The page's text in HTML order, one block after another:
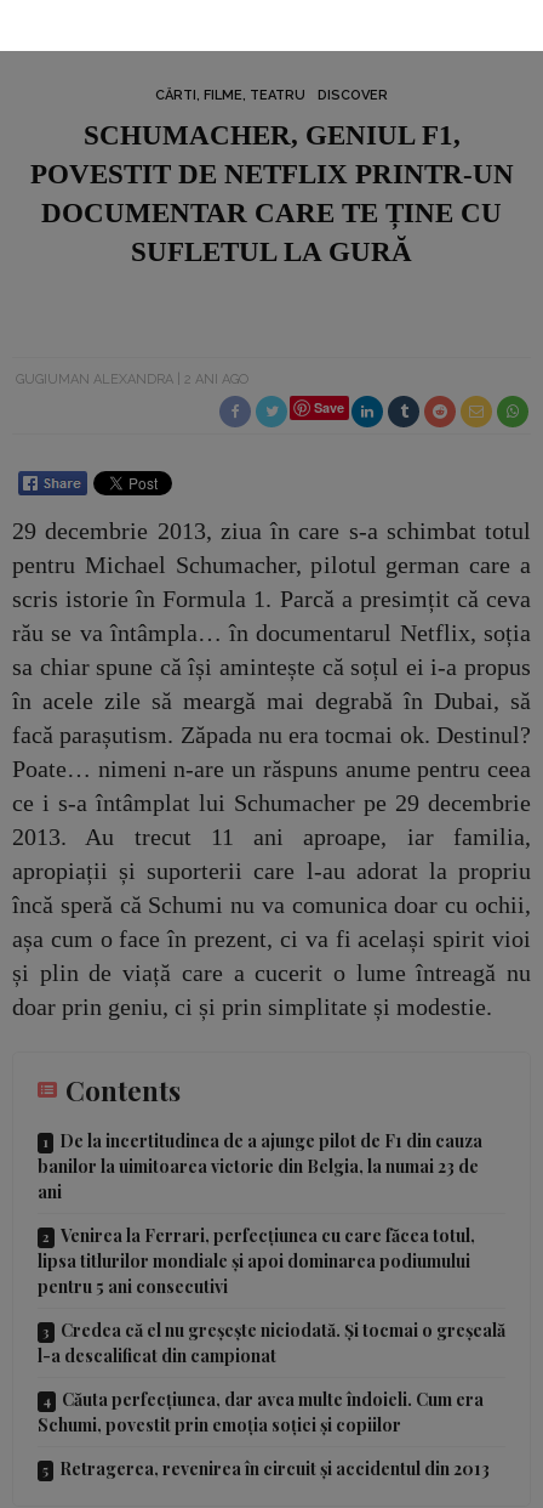
CĂRTI, FILME, TEATRU DISCOVER
SCHUMACHER, GENIUL F1,
POVESTIT DE NETFLIX PRINTR-UN
DOCUMENTAR CARE TE ȚINE CU
SUFLETUL LA GURĂ
GUGIUMAN ALEXANDRA 2 ANI AGO
Save
29 decembrie 2013, ziua în care s-a schimbat totul
pentru Michael Schumacher, pilotul german care a
scris istorie în Formula 1. Parcă a presimțit că ceva
rău se va întâmpla… în documentarul Netflix, soția
sa chiar spune că își amintește că soțul ei i-a propus
în acele zile să meargă mai degrabă în Dubai, să
facă parașutism. Zăpada nu era tocmai ok. Destinul?
Poate… nimeni n-are un răspuns anume pentru ceea
ce i s-a întâmplat lui Schumacher pe 29 decembrie
2013. Au trecut 11 ani aproape, iar familia,
apropiații și suporterii care l-au adorat la propriu
încă speră că Schumi nu va comunica doar cu ochii,
așa cum o face în prezent, ci va fi același spirit vioi
și plin de viață care a cucerit o lume întreagă nu
doar prin geniu, ci și prin simplitate și modestie.
Contents
De la incertitudinea de a ajunge pilot de F1 din cauza
banilor la uimitoarea victorie din Belgia, la numai 23 de
ani
Venirea la Ferrari, perfecțiunea cu care făcea totul,
lipsa titlurilor mondiale și apoi dominarea podiumului
pentru 5 ani consecutivi
Credea că el nu greșește niciodată. Și tocmai o greșeală
l-a descalificat din campionat
Căuta perfecțiunea, dar avea multe îndoieli. Cum era
Schumi, povestit prin emoția soției și copiilor
Retragerea, revenirea în circuit și accidentul din 2013